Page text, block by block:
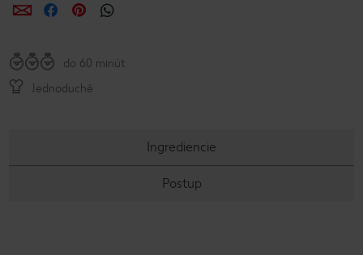
ZdieľaťZdieľaťZdieľať
do 60 minút
Jednoduché
Ingrediencie
Postup